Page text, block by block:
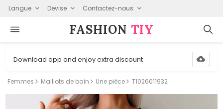
Langue Devise Contactez-nous
FASHION⁠ TIY
Download app and enjoy extra discount
Femmes Maillots de bain Une pièce T1026011932